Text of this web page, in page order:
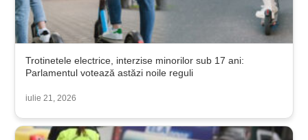
Trotinetele electrice, interzise minorilor sub 17 ani:
Parlamentul votează astăzi noile reguli
iulie 21, 2026